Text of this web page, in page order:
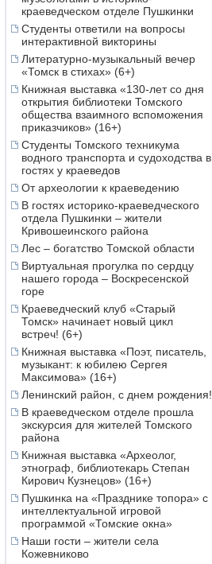
краеведческом отделе Пушкинки
Студенты ответили на вопросы
интерактивной викторины
Литературно-музыкальный вечер
«Томск в стихах» (6+)
Книжная выставка «130-лет со дня
открытия библиотеки Томского
общества взаимного вспоможения
приказчиков» (16+)
Студенты Томского техникума
водного транспорта и судоходства в
гостях у краеведов
От археологии к краеведению
В гостях историко-краеведческого
отдела Пушкинки – жители
Кривошеинского района
Лес – богатство Томской области
Виртуальная прогулка по сердцу
нашего города – Воскресенской
горе
Краеведческий клуб «Старый
Томск» начинает новый цикл
встреч! (6+)
Книжная выставка «Поэт, писатель,
музыкант: к юбилею Сергея
Максимова» (16+)
Ленинский район, с днем рождения!
В краеведческом отделе прошла
экскурсия для жителей Томского
района
Книжная выставка «Археолог,
этнограф, библиотекарь Степан
Кирович Кузнецов» (16+)
Пушкинка на «Празднике топора» с
интеллектуальной игровой
программой «Томские окна»
Наши гости – жители села
Кожевниково